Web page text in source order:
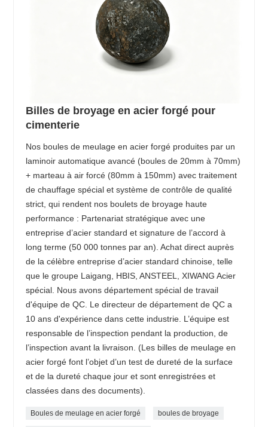
Billes de broyage en acier forgé pour
cimenterie
Nos boules de meulage en acier forgé produites par un
laminoir automatique avancé (boules de 20mm à 70mm)
+ marteau à air forcé (80mm à 150mm) avec traitement
de chauffage spécial et système de contrôle de qualité
strict, qui rendent nos boulets de broyage haute
performance : Partenariat stratégique avec une
entreprise d’acier standard et signature de l’accord à
long terme (50 000 tonnes par an). Achat direct auprès
de la célèbre entreprise d’acier standard chinoise, telle
que le groupe Laigang, HBIS, ANSTEEL, XIWANG Acier
spécial. Nous avons département spécial de travail
d'équipe de QC. Le directeur de département de QC a
10 ans d'expérience dans cette industrie. L’équipe est
responsable de l’inspection pendant la production, de
l’inspection avant la livraison. (Les billes de meulage en
acier forgé font l’objet d’un test de dureté de la surface
et de la dureté chaque jour et sont enregistrées et
classées dans des documents).
Boules de meulage en acier forgé boules de broyage